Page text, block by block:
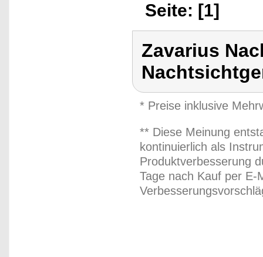
Seite: [1]
Zavarius
* Preise inklusive
** Diese Meinung
kontinuierlich als
Produktverbesserung
Tage nach Kauf per E-